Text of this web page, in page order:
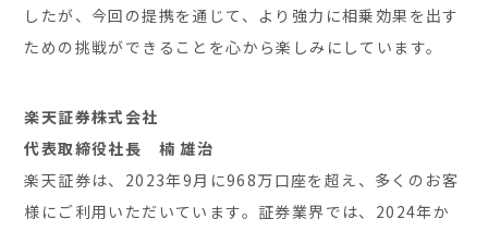
したが、今回の提携を通じて、より強力に相乗効果を出す
ための挑戦ができることを心から楽しみにしています。
楽天証券株式会社
代表取締役社長 楠 雄治
楽天証券は、2023年9月に968万口座を超え、多くのお客
様にご利用いただいています。証券業界では、2024年か